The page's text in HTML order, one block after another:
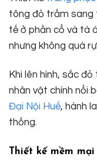
tông đỏ trầm sang
tế ở phần cổ và tà
nhưng không quá
Khi lên hình, sắc
nhân vật chính nổi
Đại Nội Huế, hành
thống.
Thiết kế mềm